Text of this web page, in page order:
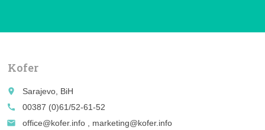
Kofer
place
Sarajevo, BiH
call
00387 (0)61/52-61-52
email
office@kofer.info , marketing@kofer.info